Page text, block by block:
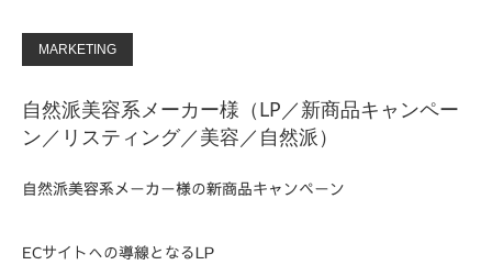
MARKETING
自然派美容系メーカー様（LP／新商品キャンペー
ン／リスティング／美容／自然派）
自然派美容系メーカー様の新商品キャンペーン
ECサイトへの導線となるLP